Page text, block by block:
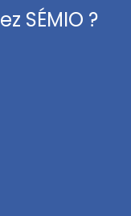
SÉMIO ?